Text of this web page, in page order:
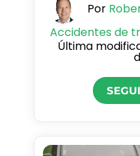
Por
Accidentes de
Última